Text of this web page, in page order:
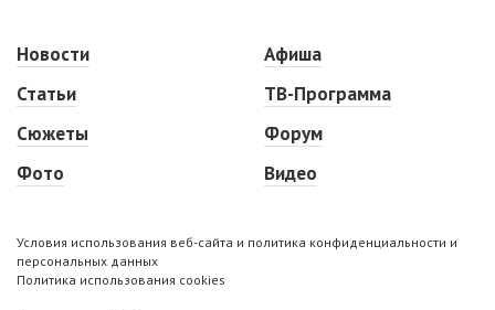
Новости
Статьи
Сюжеты
Фото
Афиша
ТВ-Программа
Форум
Видео
Условия использования веб-сайта и политика конфиденциальности и
персональных данных
Политика использования cookies